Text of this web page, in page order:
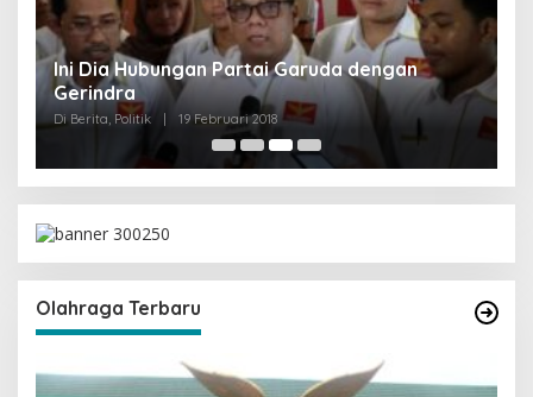
Olahraga Terbaru